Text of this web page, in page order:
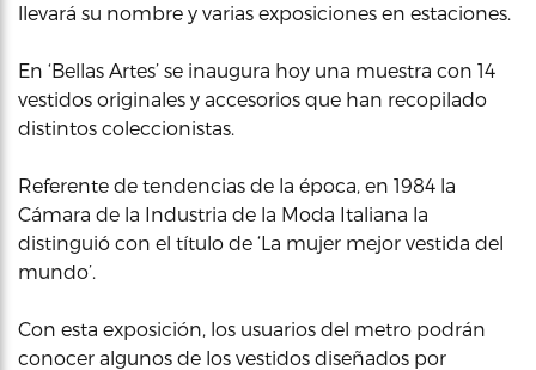
llevará su nombre y varias exposiciones en estaciones.
En ‘Bellas Artes’ se inaugura hoy una muestra con 14
vestidos originales y accesorios que han recopilado
distintos coleccionistas.
Referente de tendencias de la época, en 1984 la
Cámara de la Industria de la Moda Italiana la
distinguió con el título de ‘La mujer mejor vestida del
mundo’.
Con esta exposición, los usuarios del metro podrán
conocer algunos de los vestidos diseñados por